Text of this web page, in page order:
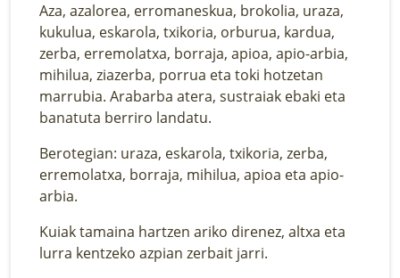
Aza, azalorea, erromaneskua, brokolia, uraza,
kukulua, eskarola, txikoria, orburua, kardua,
zerba, erremolatxa, borraja, apioa, apio-arbia,
mihilua, ziazerba, porrua eta toki hotzetan
marrubia. Arabarba atera, sustraiak ebaki eta
banatuta berriro landatu.
Berotegian: uraza, eskarola, txikoria, zerba,
erremolatxa, borraja, mihilua, apioa eta apio-
arbia.
Kuiak tamaina hartzen ariko direnez, altxa eta
lurra kentzeko azpian zerbait jarri.